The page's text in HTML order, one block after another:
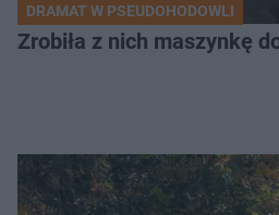
DRAMAT W PSEUDOHODOWLI
Zrobiła z nich maszynkę